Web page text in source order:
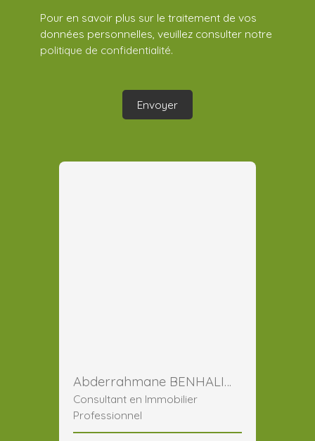
Pour en savoir plus sur le traitement de vos
données personnelles, veuillez consulter notre
politique de confidentialité.
Envoyer
Abderrahmane BENHALIMA
Consultant en Immobilier
Professionnel